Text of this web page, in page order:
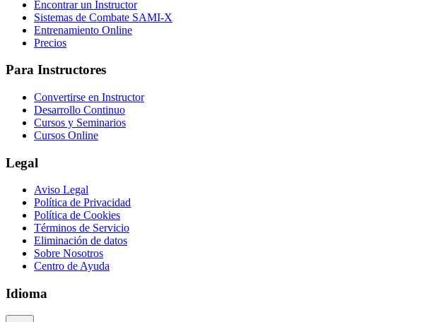
Encontrar un Instructor
Sistemas de Combate SAMI-X
Entrenamiento Online
Precios
Para Instructores
Convertirse en Instructor
Desarrollo Continuo
Cursos y Seminarios
Cursos Online
Legal
Aviso Legal
Política de Privacidad
Política de Cookies
Términos de Servicio
Eliminación de datos
Sobre Nosotros
Centro de Ayuda
Idioma